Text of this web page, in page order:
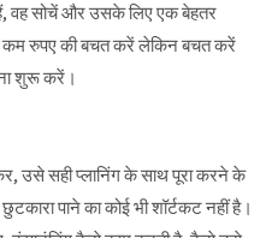
वह सोचें और उसके लिए एक बेहतर
कम रुपए की बचत करें लेकिन बचत करें
शुरू करें।
उसे सही प्लानिंग के साथ पूरा करने के
पाने का कोई भी शॉर्टकट नहीं है।